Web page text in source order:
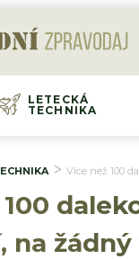
LETECKÁ
TECHNIKA
Více než 100
na